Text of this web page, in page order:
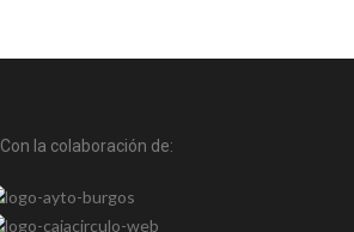
Con la colaboración de: